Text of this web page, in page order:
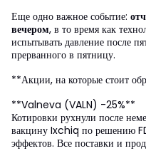
Еще одно важное событие:
вечером, в то время как
испытывать давление после
прерванного в пятницу.
**Акции, на которые стоит
**Valneva (VALN) -25%**
Котировки рухнули после
вакцину Ixchiq по решению
эффектов. Все поставки и